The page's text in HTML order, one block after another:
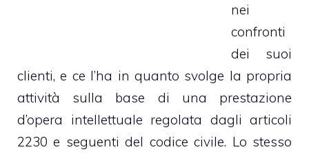
nei
confronti
dei suoi
clienti, e ce l’ha in quanto svolge la propria
attività sulla base di una prestazione
d’opera intellettuale regolata dagli articoli
2230 e seguenti del codice civile. Lo stesso